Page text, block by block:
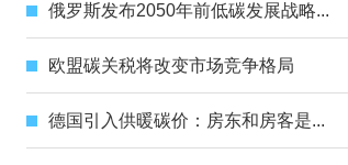
俄罗斯发布2050年前低碳发展战略...
欧盟碳关税将改变市场竞争格局
德国引入供暖碳价：房东和房客是...